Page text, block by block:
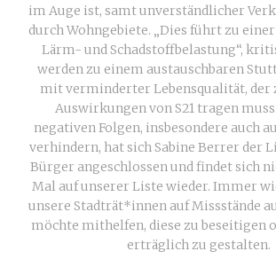
im Auge ist, samt unverständlicher
durch Wohngebiete. „Dies führt zu
Lärm- und Schadstoffbelastung“,
werden zu einem austauschbaren
mit verminderter Lebensqualität, der
Auswirkungen von S21 tragen
negativen Folgen, insbesondere auch
verhindern, hat sich Sabine Berrer der
Bürger angeschlossen und findet sich
Mal auf unserer Liste wieder. Immer
unsere Stadträt*innen auf Missstände
möchte mithelfen, diese zu beseitigen
erträglich zu gestalten.